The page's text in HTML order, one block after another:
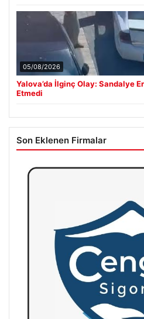
05/08/2026
Yalova’da İlginç Olay: Sandalye
Etmedi
Son Eklenen Firmalar